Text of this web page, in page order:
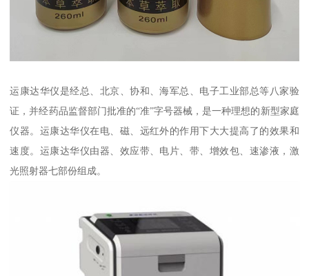
运康达华仪是经总、北京、协和、海军总、电子工业部总等八家验
证，并经药品监督部门批准的“准”字号器械，是一种理想的新型家庭
仪器。运康达华仪在电、磁、远红外的作用下大大提高了的效果和
速度。运康达华仪由器、效应带、电片、带、增效包、速渗液，激
光照射器七部份组成。